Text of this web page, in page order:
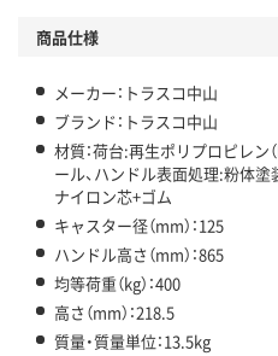
商品仕様
メーカー：トラスコ中山
ブランド：トラスコ中山
材質：荷台:再生ポリプロピレン
ール、ハンドル表面処理:粉体塗
ナイロン芯+ゴム
キャスター径（mm）：125
ハンドル高さ（mm）：865
均等荷重（kg）：400
高さ（mm）：218.5
質量・質量単位：13.5kg